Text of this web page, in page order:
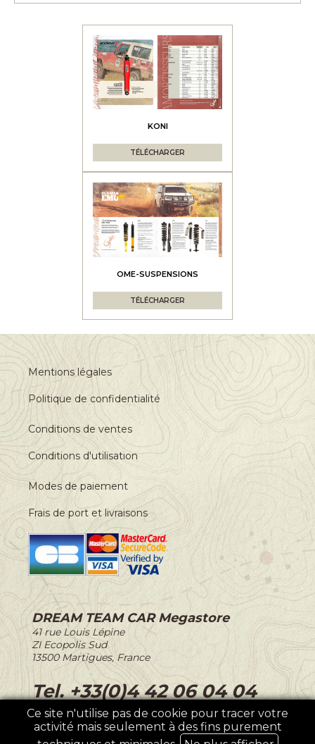
KONI
TÉLÉCHARGER
OME-SUSPENSIONS
TÉLÉCHARGER
Mentions légales
Politique de confidentialité
Conditions de ventes
Conditions d'utilisation
Modes de paiement
Frais de port et livraisons
DREAM TEAM CAR Megastore
-41 rue Louis Lépine
-
ZI Ecopolis Sud
-13500 Martigues, France
Tel. +33(0)4 42 06 04 04
©2026 DREAM TEAM CAR
Ce site n'utilise pas de cookie pour tracer votre
activité mais seulement à des fins purement